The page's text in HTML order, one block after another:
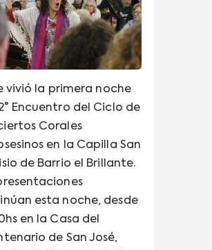
vivió la primera noche
Encuentro del Ciclo de
Corales
en la Capilla San
de Barrio el Brillante.
esta noche, desde
en la Casa del
de San José,